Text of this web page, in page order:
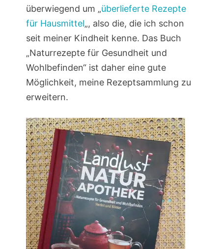
überwiegend um „überlieferte Rezepte
für Hausmittel„, also die, die ich schon
seit meiner Kindheit kenne. Das Buch
„Naturrezepte für Gesundheit und
Wohlbefinden“ ist daher eine gute
Möglichkeit, meine Rezeptsammlung zu
erweitern.